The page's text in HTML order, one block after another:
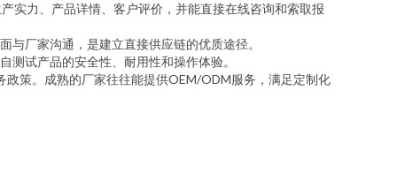
实力、产品详情、客户评价，并能直接在线咨询和索取报
与厂家沟通，是建立直接供应链的优质途径。
测试产品的安全性、耐用性和操作体验。
策。成熟的厂家往往能提供OEM/ODM服务，满足定制化